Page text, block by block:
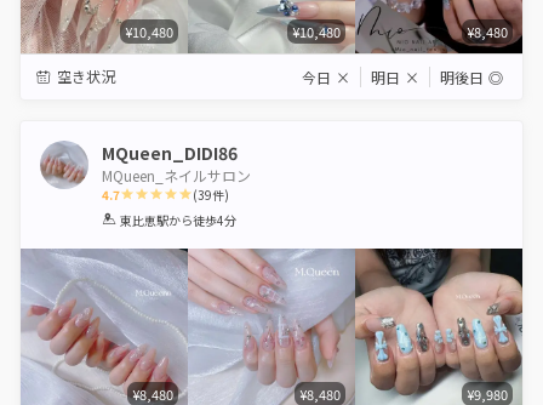
¥10,480 ¥10,480 ¥8,480
空き状況 今日 × 明日 × 明後日 ◎
MQueen_DIDI86
MQueen_ネイルサロン
4.7
1 2 3 4 5
(39件)
東比恵駅から徒歩4分
¥8,480 ¥8,480 ¥9,980